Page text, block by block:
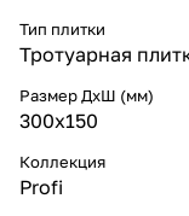
Тип плитки
Тротуарная
Размер ДхШ (мм)
300x150
Коллекция
Profi